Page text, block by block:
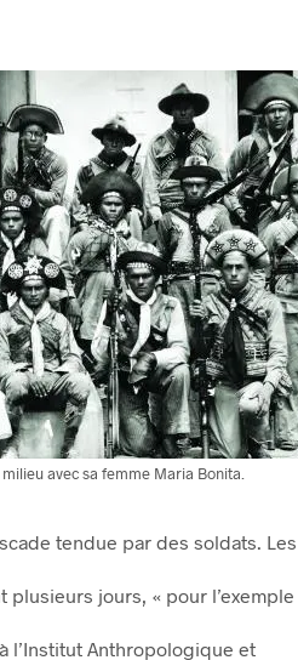
avec sa femme Maria Bonita.
tendue par des soldats. Les
jours, « pour l’exemple
l’Institut Anthropologique et